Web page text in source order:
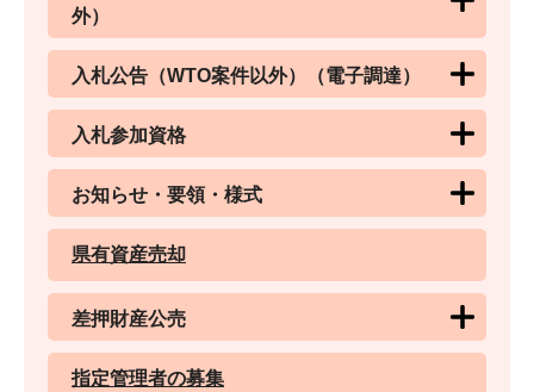
外）
入札公告（WTO案件以外）（電子調達）
入札参加資格
お知らせ・要領・様式
県有資産売却
差押財産公売
指定管理者の募集